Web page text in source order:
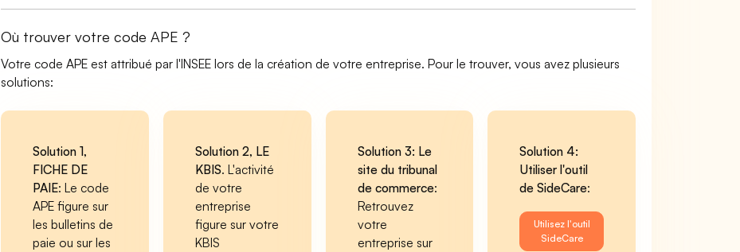
Où trouver votre code APE ?
Votre code APE est attribué par l'INSEE lors de la création de votre entreprise. Pour le trouver, vous avez plusieurs
solutions:
Solution 1,
FICHE DE
PAIE: Le code
APE figure sur
les bulletins de
paie ou sur les
Solution 2, LE
KBIS. L'activité
de votre
entreprise
figure sur votre
KBIS
Solution 3: Le
site du tribunal
de commerce:
Retrouvez
votre
entreprise sur
Solution 4:
Utiliser l'outil
de SideCare:
Utilisez l'outil
SideCare